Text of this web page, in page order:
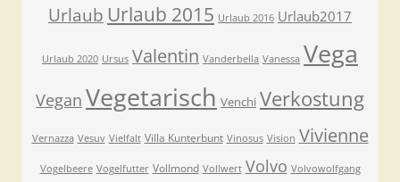
Urlaub Urlaub 2015 Urlaub 2016 Urlaub2017
Urlaub 2020 Ursus Valentin Vanderbella Vanessa Vega
Vegan Vegetarisch Venchi Verkostung
Vernazza Vesuv Vielfalt Villa Kunterbunt Vinosus Vision Vivienne
Vogelbeere Vogelfutter Vollmond Vollwert Volvo Volvowolfgang